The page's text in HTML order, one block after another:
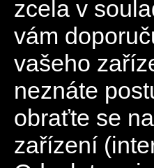
zcela v
vám
vašeho
neznáte
obraťte se
zařízení